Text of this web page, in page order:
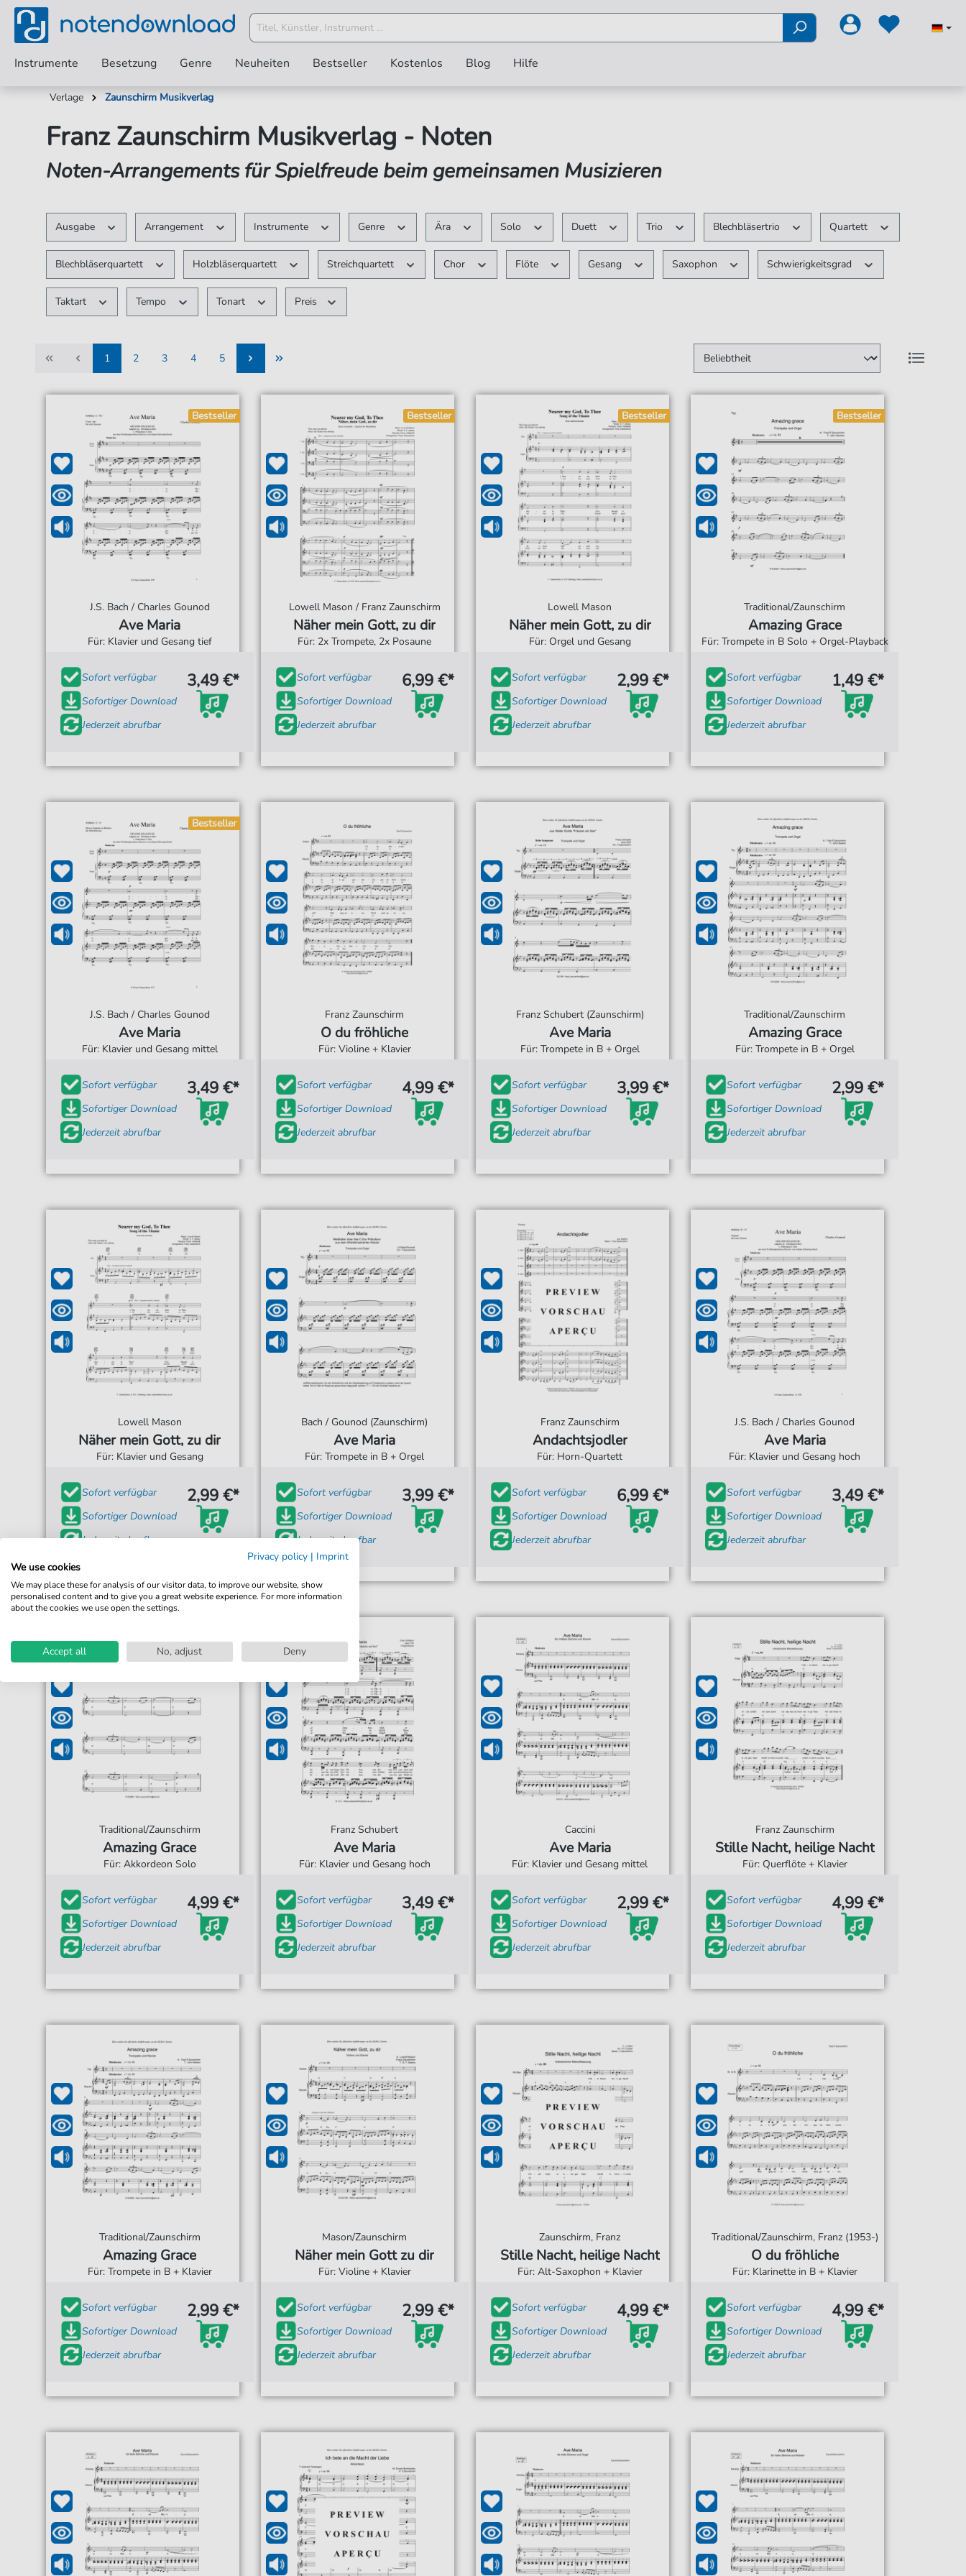
Instrumente Besetzung Genre Neuheiten Bestseller Kostenlos Blog Hilfe
Verlage Zaunschirm Musikverlag
Franz Zaunschirm Musikverlag - Noten
Noten-Arrangements für Spielfreude beim gemeinsamen Musizieren
Ausgabe Arrangement Instrumente Genre Ära Solo Duett Trio Blechbläsertrio Quartett
Blechbläserquartett Holzbläserquartett Streichquartett Chor Flöte Gesang Saxophon Schwierigkeitsgrad
Taktart Tempo Tonart Preis
1
2
3
4
5
Bestseller
J.S. Bach / Charles Gounod
Ave Maria
Für: Klavier und Gesang tief
Sofort verfügbar
Sofortiger Download
Jederzeit abrufbar
3,49 €*
Bestseller
Lowell Mason / Franz Zaunschirm
Näher mein Gott, zu dir
Für: 2x Trompete, 2x Posaune
Sofort verfügbar
Sofortiger Download
Jederzeit abrufbar
6,99 €*
Bestseller
Lowell Mason
Näher mein Gott, zu dir
Für: Orgel und Gesang
Sofort verfügbar
Sofortiger Download
Jederzeit abrufbar
2,99 €*
Bestseller
Traditional/Zaunschirm
Amazing Grace
Für: Trompete in B Solo + Orgel-Playback
Sofort verfügbar
Sofortiger Download
Jederzeit abrufbar
1,49 €*
Bestseller
J.S. Bach / Charles Gounod
Ave Maria
Für: Klavier und Gesang mittel
Sofort verfügbar
Sofortiger Download
Jederzeit abrufbar
3,49 €*
Franz Zaunschirm
O du fröhliche
Für: Violine + Klavier
Sofort verfügbar
Sofortiger Download
Jederzeit abrufbar
4,99 €*
Franz Schubert (Zaunschirm)
Ave Maria
Für: Trompete in B + Orgel
Sofort verfügbar
Sofortiger Download
Jederzeit abrufbar
3,99 €*
Traditional/Zaunschirm
Amazing Grace
Für: Trompete in B + Orgel
Sofort verfügbar
Sofortiger Download
Jederzeit abrufbar
2,99 €*
Lowell Mason
Näher mein Gott, zu dir
Für: Klavier und Gesang
Sofort verfügbar
Sofortiger Download
Jederzeit abrufbar
2,99 €*
Bach / Gounod (Zaunschirm)
Ave Maria
Für: Trompete in B + Orgel
Sofort verfügbar
Sofortiger Download
Jederzeit abrufbar
3,99 €*
Franz Zaunschirm
Andachtsjodler
Für: Horn-Quartett
Sofort verfügbar
Sofortiger Download
Jederzeit abrufbar
6,99 €*
J.S. Bach / Charles Gounod
Ave Maria
Für: Klavier und Gesang hoch
Sofort verfügbar
Sofortiger Download
Jederzeit abrufbar
3,49 €*
Traditional/Zaunschirm
Amazing Grace
Für: Akkordeon Solo
Sofort verfügbar
Sofortiger Download
Jederzeit abrufbar
4,99 €*
Franz Schubert
Ave Maria
Für: Klavier und Gesang hoch
Sofort verfügbar
Sofortiger Download
Jederzeit abrufbar
3,49 €*
Caccini
Ave Maria
Für: Klavier und Gesang mittel
Sofort verfügbar
Sofortiger Download
Jederzeit abrufbar
2,99 €*
Franz Zaunschirm
Stille Nacht, heilige Nacht
Für: Querflöte + Klavier
Sofort verfügbar
Sofortiger Download
Jederzeit abrufbar
4,99 €*
Traditional/Zaunschirm
Amazing Grace
Für: Trompete in B + Klavier
Sofort verfügbar
Sofortiger Download
Jederzeit abrufbar
2,99 €*
Mason/Zaunschirm
Näher mein Gott zu dir
Für: Violine + Klavier
Sofort verfügbar
Sofortiger Download
Jederzeit abrufbar
2,99 €*
Zaunschirm, Franz
Stille Nacht, heilige Nacht
Für: Alt-Saxophon + Klavier
Sofort verfügbar
Sofortiger Download
Jederzeit abrufbar
4,99 €*
Traditional/Zaunschirm, Franz (1953-)
O du fröhliche
Für: Klarinette in B + Klavier
Sofort verfügbar
Sofortiger Download
Jederzeit abrufbar
4,99 €*
Privacy policy | Imprint
We use cookies
We may place these for analysis of our visitor data, to improve our website, show
personalised content and to give you a great website experience. For more information
about the cookies we use open the settings.
Accept all No, adjust Deny